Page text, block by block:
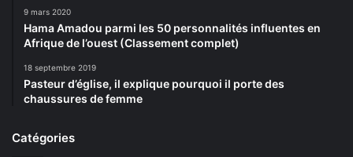
9 mars 2020
Hama Amadou parmi les 50 personnalités influentes en
Afrique de l’ouest (Classement complet)
18 septembre 2019
Pasteur d’église, il explique pourquoi il porte des
chaussures de femme
Catégories